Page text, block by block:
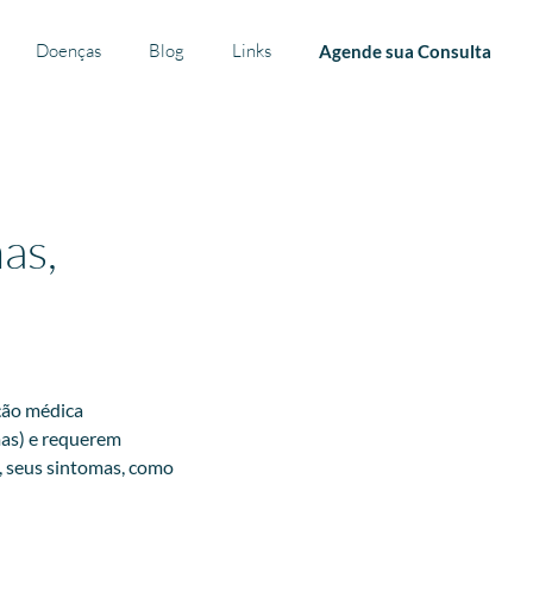
Doenças Blog Links Agende sua Consulta
médica
e requerem
sintomas, como